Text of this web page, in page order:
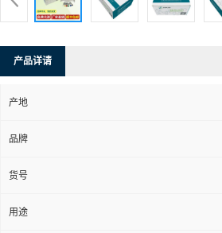
产品详请
产地
品牌
货号
用途